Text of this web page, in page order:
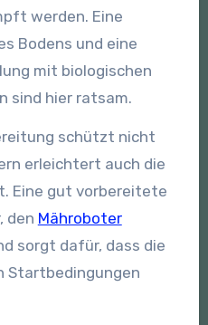
werden. Eine
Bodens und eine
mit biologischen
sind hier ratsam.
schützt nicht
erleichtert auch die
Eine gut vorbereitete
den Mähroboter
sorgt dafür, dass die
Startbedingungen